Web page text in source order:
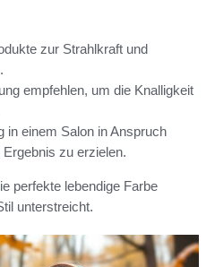
zur Strahlkraft und
empfehlen, um die Knalligkeit
in einem Salon in Anspruch
zu erzielen.
perfekte lebendige Farbe
unterstreicht.